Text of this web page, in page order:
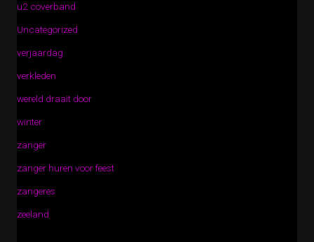
u2 coverband
Uncategorized
verjaardag
verkleden
wereld draait door
winter
zanger
zanger huren voor feest
zangeres
zeeland